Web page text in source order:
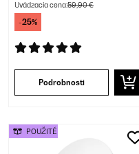
Uvádzacia cena:59,90 €
-25%
Podrobnosti
POUŽITÉ